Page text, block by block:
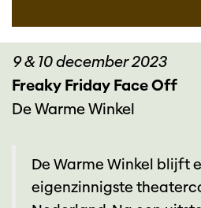
9 & 10 december 2023
Freaky Friday Face Off
De Warme Winkel
De Warme Winkel blijft
eigenzinnigste